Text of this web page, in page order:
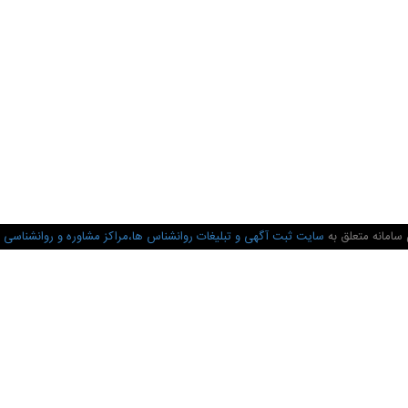
متعلق به سایت ثبت آگهی و تبلیغات روانشناس ها،مراکز مشاوره و روانشناسی